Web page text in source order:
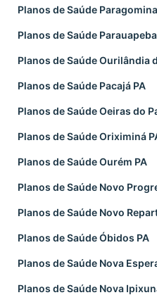
Planos de Saúde
Planos de Saúde
Planos de Saúde Ourilândia
Planos de Saúde Pacajá PA
Planos de Saúde Oeiras do
Planos de Saúde Oriximiná
Planos de Saúde Ourém PA
Planos de Saúde Novo
Planos de Saúde Novo
Planos de Saúde Óbidos PA
Planos de Saúde Nova
Planos de Saúde Nova